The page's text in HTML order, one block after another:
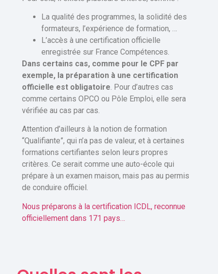
La qualité des programmes, la solidité des
formateurs, l’expérience de formation, …
L’accès à une certification officielle
enregistrée sur France Compétences.
Dans certains cas, comme pour le CPF par
exemple, la préparation à une certification
officielle est obligatoire. Pour d’autres cas
comme certains OPCO ou Pôle Emploi, elle sera
vérifiée au cas par cas.
Attention d’ailleurs à la notion de formation
“Qualifiante”, qui n’a pas de valeur, et à certaines
formations certifiantes selon leurs propres
critères. Ce serait comme une auto-école qui
prépare à un examen maison, mais pas au permis
de conduire officiel.
Nous préparons à la certification ICDL, reconnue
officiellement dans 171 pays…